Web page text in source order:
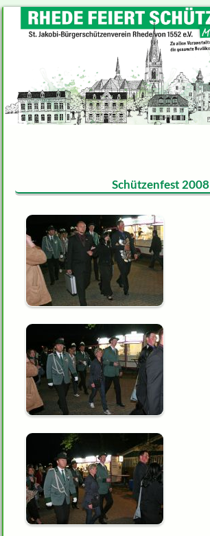
Schützenfest 2008